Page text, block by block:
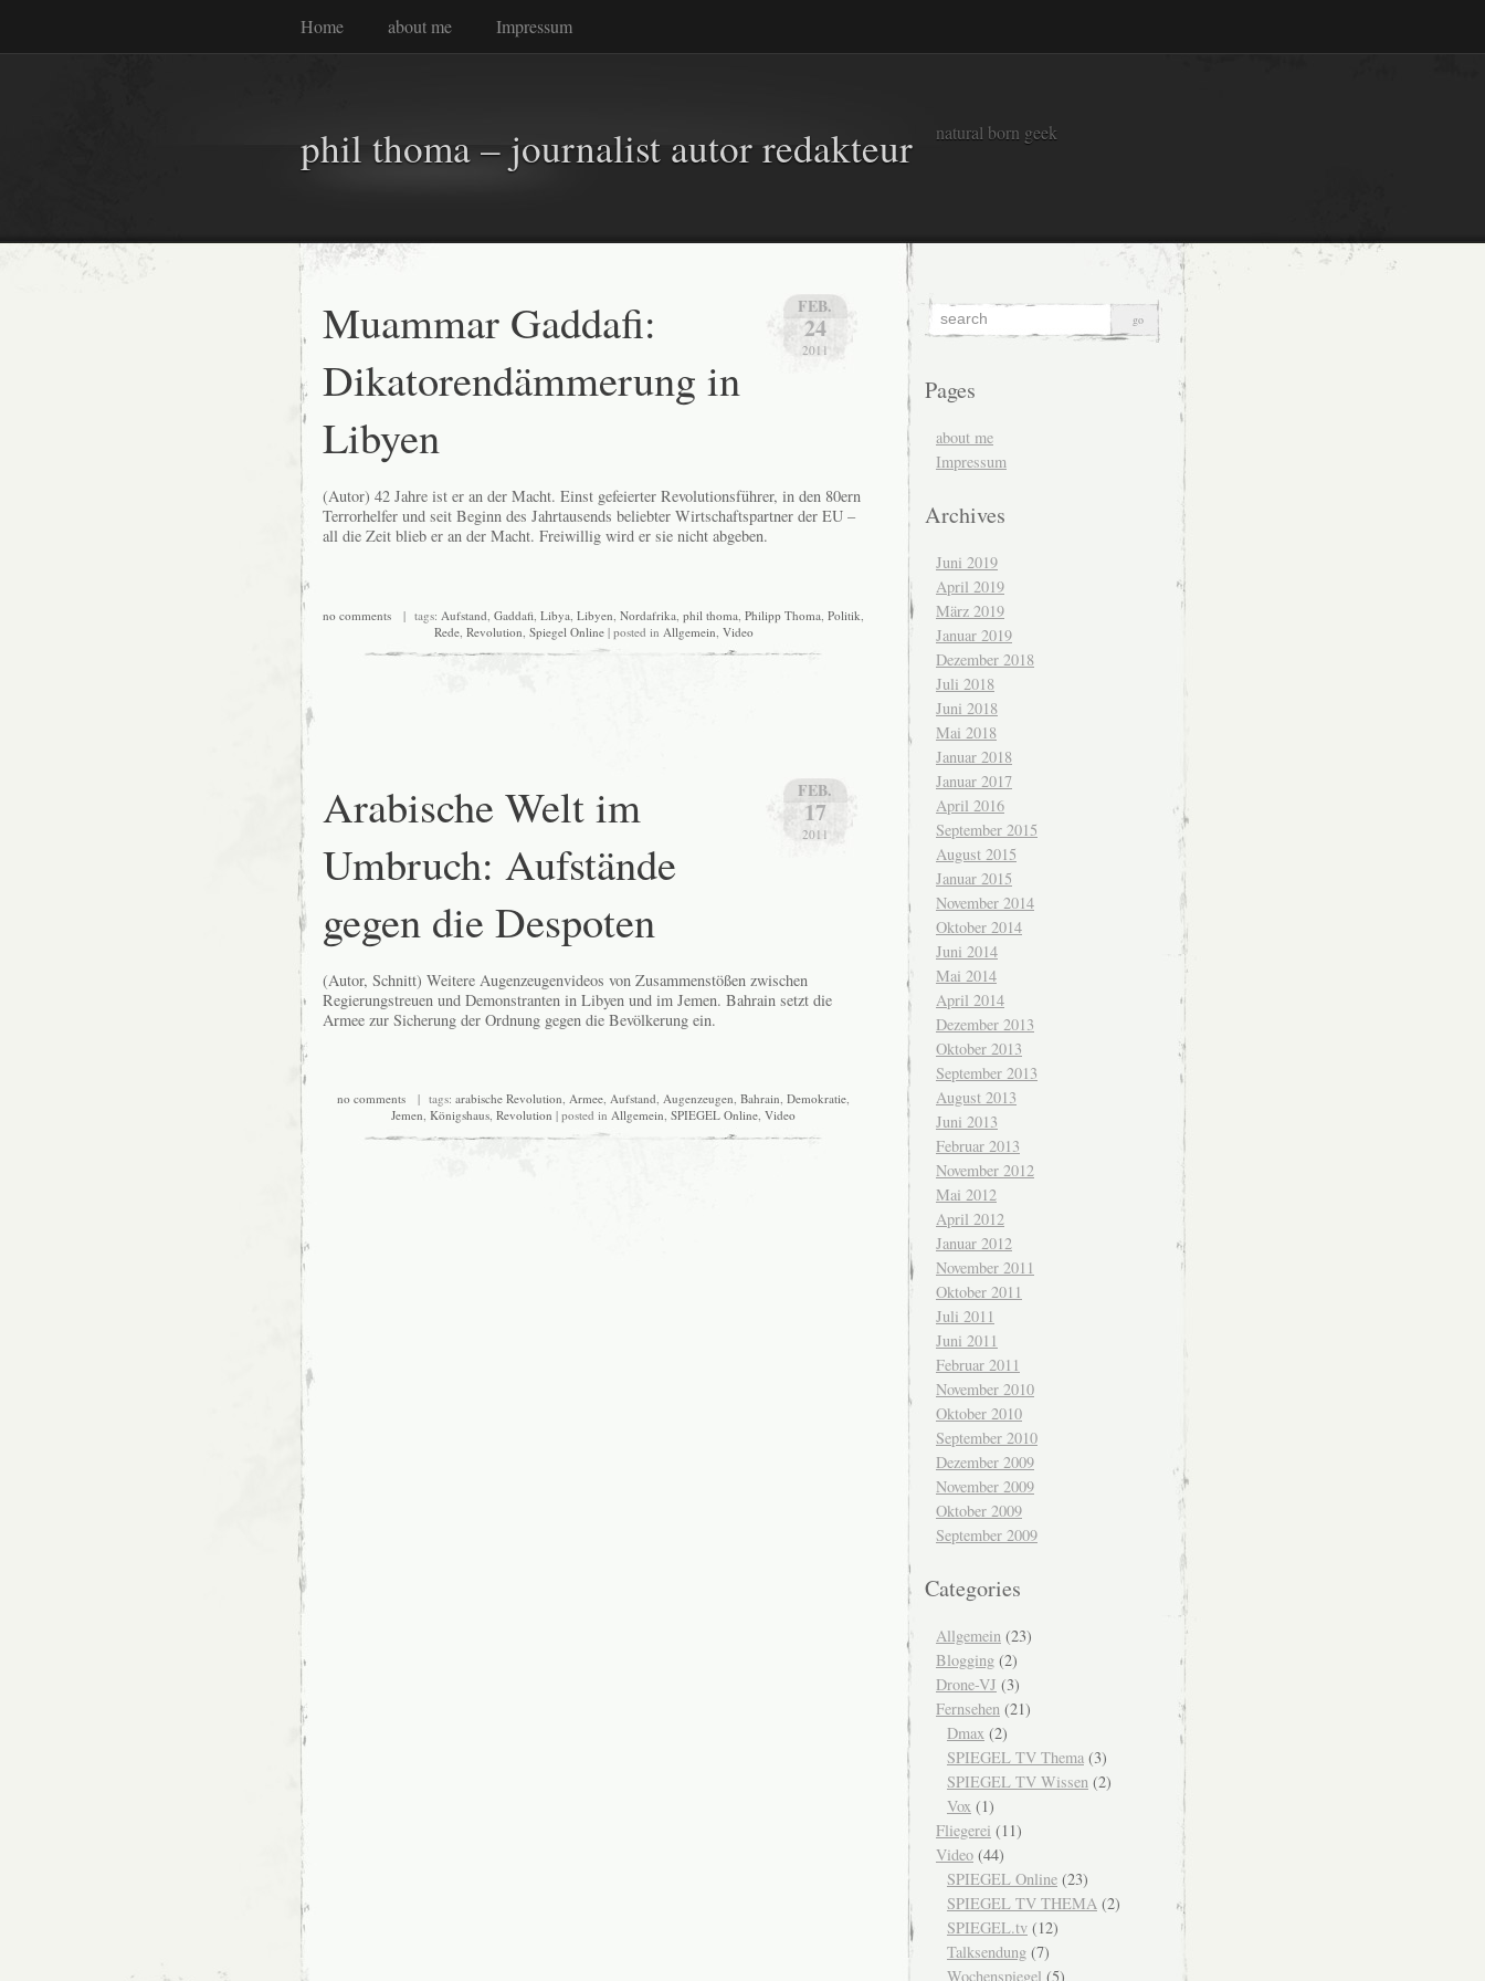
Home about me Impressum
phil thoma – journalist autor redakteur natural born geek
FEB.
24
2011
Muammar Gaddafi:
Dikatorendämmerung in
Libyen
(Autor) 42 Jahre ist er an der Macht. Einst gefeierter Revolutionsführer, in den 80ern
Terrorhelfer und seit Beginn des Jahrtausends beliebter Wirtschaftspartner der EU –
all die Zeit blieb er an der Macht. Freiwillig wird er sie nicht abgeben.
no comments | tags: Aufstand Gaddafi Libya Libyen Nordafrika phil thoma Philipp Thoma Politik
Rede, Revolution Spiegel Online| posted in Allgemein Video
FEB.
17
2011
Arabische Welt im
Umbruch: Aufstände
gegen die Despoten
(Autor, Schnitt) Weitere Augenzeugenvideos von Zusammenstößen zwischen
Regierungstreuen und Demonstranten in Libyen und im Jemen. Bahrain setzt die
Armee zur Sicherung der Ordnung gegen die Bevölkerung ein.
no comments | tags: arabische Revolution, Armee, Aufstand, Augenzeugen, Bahrain, Demokratie,
Jemen, Königshaus, Revolution | posted in Allgemein, SPIEGEL Online, Video
Pages
about me
Impressum
Archives
Juni 2019
April 2019
März 2019
Januar 2019
Dezember 2018
Juli 2018
Juni 2018
Mai 2018
Januar 2018
Januar 2017
April 2016
September 2015
August 2015
Januar 2015
November 2014
Oktober 2014
Juni 2014
Mai 2014
April 2014
Dezember 2013
Oktober 2013
September 2013
August 2013
Juni 2013
Februar 2013
November 2012
Mai 2012
April 2012
Januar 2012
November 2011
Oktober 2011
Juli 2011
Juni 2011
Februar 2011
November 2010
Oktober 2010
September 2010
Dezember 2009
November 2009
Oktober 2009
September 2009
Categories
Allgemein (23)
Blogging (2)
Drone-VJ (3)
Fernsehen (21)
Dmax (2)
SPIEGEL TV Thema (3)
SPIEGEL TV Wissen (2)
Vox (1)
Fliegerei (11)
Video (44)
SPIEGEL Online (23)
SPIEGEL TV THEMA (2)
SPIEGEL.tv (12)
Talksendung (7)
Wochenspiegel (5)